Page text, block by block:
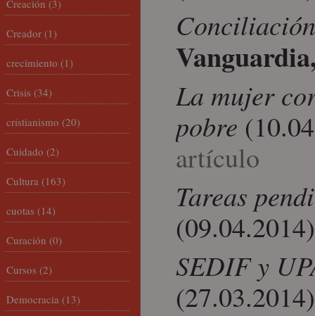
La mujer
pobre
artículo
Tareas
SEDIF y
Creación (3)
Creador (1)
crecimiento (1)
Crisis (34)
cristianismo (20)
Cuidado (2)
Cultura (163)
cuotas (14)
Curación (0)
Cursos (2)
Democracia (13)